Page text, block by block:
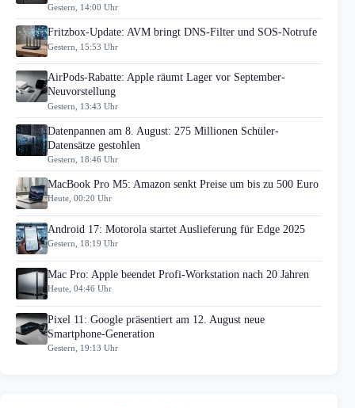
Gestern, 14:00 Uhr
Fritzbox-Update: AVM bringt DNS-Filter und SOS-Notrufe
Gestern, 15:53 Uhr
AirPods-Rabatte: Apple räumt Lager vor September-
Neuvorstellung
Gestern, 13:43 Uhr
Datenpannen am 8. August: 275 Millionen Schüler-
Datensätze gestohlen
Gestern, 18:46 Uhr
MacBook Pro M5: Amazon senkt Preise um bis zu 500 Euro
Heute, 00:20 Uhr
Android 17: Motorola startet Auslieferung für Edge 2025
Gestern, 18:19 Uhr
Mac Pro: Apple beendet Profi-Workstation nach 20 Jahren
Heute, 04:46 Uhr
Pixel 11: Google präsentiert am 12. August neue
Smartphone-Generation
Gestern, 19:13 Uhr